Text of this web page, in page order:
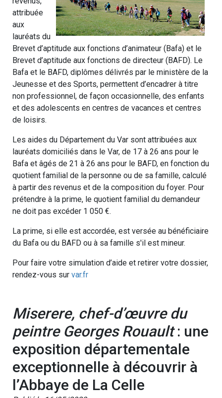
attribuée
aux
lauréats du
Brevet d’aptitude aux fonctions d’animateur (Bafa) et le
Brevet d’aptitude aux fonctions de directeur (BAFD). Le
Bafa et le BAFD, diplômes délivrés par le ministère de la
Jeunesse et des Sports, permettent d’encadrer à titre
non professionnel, de façon occasionnelle, des enfants
et des adolescents en centres de vacances et centres
de loisirs.
Les aides du Département du Var sont attribuées aux
lauréats domiciliés dans le Var, de 17 à 26 ans pour le
Bafa et âgés de 21 à 26 ans pour le BAFD, en fonction du
quotient familial de la personne ou de sa famille, calculé
à partir des revenus et de la composition du foyer. Pour
prétendre à la prime, le quotient familial du demandeur
ne doit pas excéder 1 050 €.
La prime, si elle est accordée, est versée au bénéficiaire
du Bafa ou du BAFD ou à sa famille s'il est mineur.
Pour faire votre simulation d’aide et retirer votre dossier,
rendez-vous sur var.fr
Miserere, chef-d’œuvre du
peintre Georges Rouault: une
exposition départementale
exceptionnelle à découvrir à
l’Abbaye de La Celle